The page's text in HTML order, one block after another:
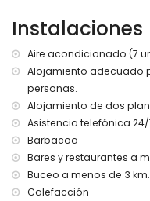
zona de estar al aire
2 plazas de
de aparcamiento
Más información
pueblo más cercano:
villa)
orilla o ribera más
2 kilómetros de la
playa más cercana:
kilómetros de la villa)
Instalaciones
Aire acondicionado (7
Alojamiento adecuado
personas.
Alojamiento de dos
Asistencia telefónica 24/
Barbacoa
Bares y restaurantes a
Buceo a menos de 3 km.
Calefacción